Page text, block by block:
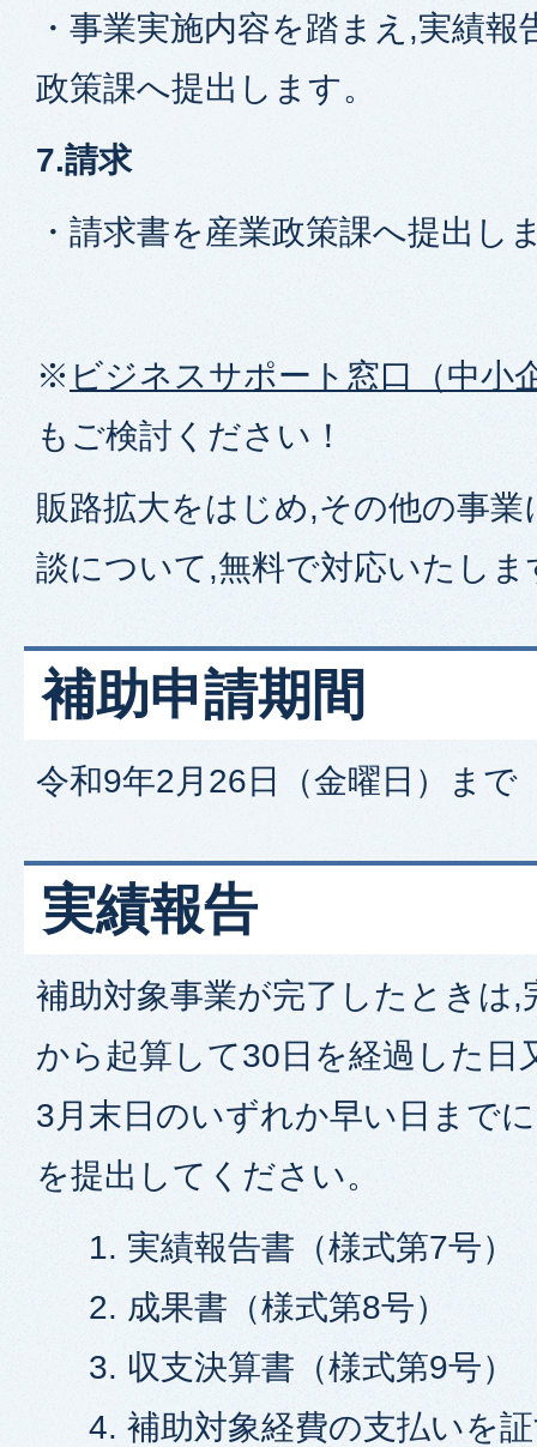
・事業実施内容を踏まえ,実績
政策課へ提出します。
7.請求
・請求書を産業政策課へ提出し
※ ビジネスサポート窓口（中小
もご検討ください！
販路拡大をはじめ,その他の事
談について,無料で対応いたしま
補助申請期間
令和9年2月26日（金曜日）まで
実績報告
補助対象事業が完了したときは,
から起算して30日を経過した日
3月末日のいずれか早い日まで
を提出してください。
実績報告書（様式第7号）
成果書（様式第8号）
収支決算書（様式第9号）
補助対象経費の支払いを